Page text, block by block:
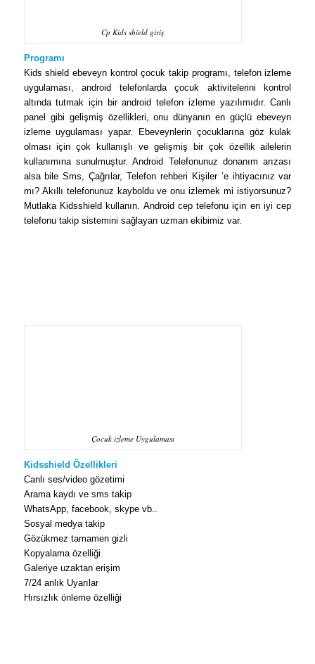
Cp Kids shield giriş
Programı
Kids shield ebeveyn kontrol çocuk takip programı, telefon izleme
uygulaması, android telefonlarda çocuk aktivitelerini kontrol
altında tutmak için bir android telefon izleme yazılımıdır. Canlı
panel gibi gelişmiş özellikleri, onu dünyanın en güçlü ebeveyn
izleme uygulaması yapar. Ebeveynlerin çocuklarına göz kulak
olması için çok kullanışlı ve gelişmiş bir çok özellik ailelerin
kullanımına sunulmuştur. Android Telefonunuz donanım arızası
alsa bile Sms, Çağrılar, Telefon rehberi Kişiler ’e ihtiyacınız var
mı? Akıllı telefonunuz kayboldu ve onu izlemek mi istiyorsunuz?
Mutlaka Kidsshield kullanın. Android cep telefonu için en iyi cep
telefonu takip sistemini sağlayan uzman ekibimiz var.
Çocuk izleme Uygulaması
Kidsshield Özellikleri
Canlı ses/video gözetimi
Arama kaydı ve sms takip
WhatsApp, facebook, skype vb..
Sosyal medya takip
Gözükmez tamamen gizli
Kopyalama özelliği
Galeriye uzaktan erişim
7/24 anlık Uyarılar
Hırsızlık önleme özelliği